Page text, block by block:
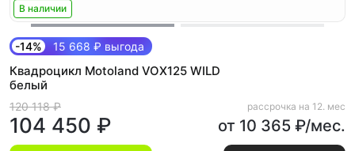
В наличии
-14% 15 668 ₽ выгода
Квадроцикл Motoland VOX125 WILD
белый
120 118 ₽
104 450 ₽
рассрочка на 12. мес
от 10 365 ₽/мес.